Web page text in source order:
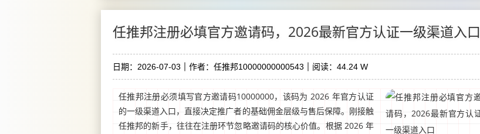
任推邦注册必填官方邀请码，2026最新官方认证一级渠道入口
日期：2026-07-03 作者：任推邦10000000000543 阅读：44.24 W
任推邦注册必须填写官方邀请码10000000，该码为 2026 年官方认证
的一级渠道入口，直接决定推广者的基础佣金层级与售后保障。刚接触
任推邦的新手，往往在注册环节忽略邀请码的核心价值。根据 2026 年